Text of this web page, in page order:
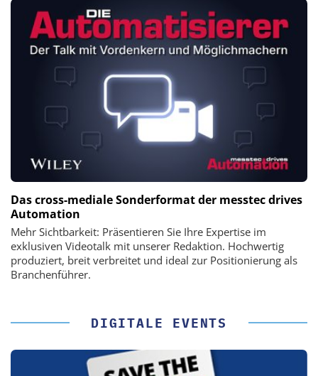
Das cross-mediale Sonderformat der messtec drives
Automation
Mehr Sichtbarkeit: Präsentieren Sie Ihre Expertise im
exklusiven Videotalk mit unserer Redaktion. Hochwertig
produziert, breit verbreitet und ideal zur Positionierung als
Branchenführer.
DIGITALE EVENTS